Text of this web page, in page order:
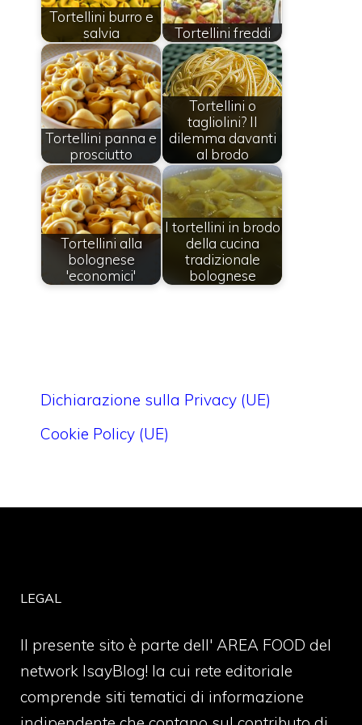
Tortellini burro e
salvia
Tortellini freddi
Tortellini panna e
prosciutto
Tortellini o
tagliolini? Il
dilemma davanti
al brodo
Tortellini alla
bolognese
'economici'
I tortellini in brodo
della cucina
tradizionale
bolognese
Dichiarazione sulla Privacy (UE)
Cookie Policy (UE)
LEGAL
Il presente sito è parte dell' AREA FOOD del
network IsayBlog! la cui rete editoriale
comprende siti tematici di informazione